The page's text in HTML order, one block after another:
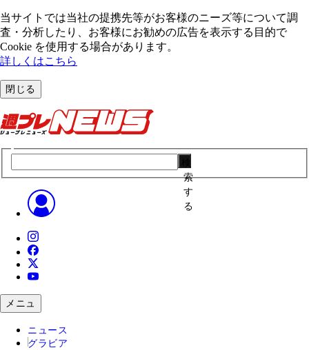
当サイトでは当社の提携先等がお客様のニーズ等について調
査・分析したり、お客様にお勧めの広告を表⽰する⽬的で
Cookie を使⽤する場合があります。
詳しくはこちら
閉じる
索
す
る
メニュ
ニュース
グラビア